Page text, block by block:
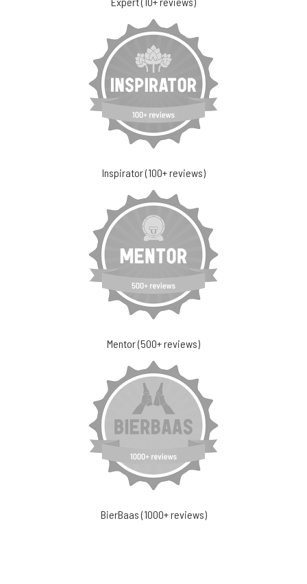
Inspirator (100+ reviews)
Mentor (500+ reviews)
BierBaas (1000+ reviews)